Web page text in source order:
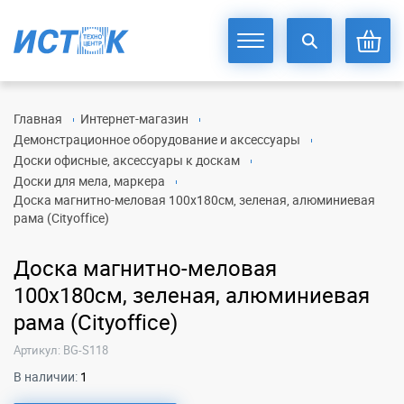
Главная
Интернет-магазин
Демонстрационное оборудование и аксессуары
Доски офисные, аксессуары к доскам
Доски для мела, маркера
Доска магнитно-меловая 100х180см, зеленая, алюминиевая
рама (Cityoffice)
Доска магнитно-меловая
100х180см, зеленая, алюминиевая
рама (Cityoffice)
Артикул: BG-S118
В наличии: 1